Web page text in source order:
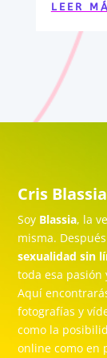
LEER
Cris
Soy Blassia, la
misma.
sexualidad sin
toda esa
Aquí
fotografías y
como la
online como en